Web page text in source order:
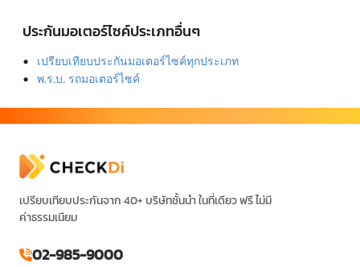
ประกันมอเตอร์ไซค์ประเภทอื่นๆ
เปรียบเทียบประกันมอเตอร์ไซค์ทุกประเภท
พ.ร.บ. รถมอเตอร์ไซค์
เปรียบเทียบประกันจาก 40+ บริษัทชั้นนำ ในที่เดียว ฟรี ไม่มี
ค่าธรรมเนียม
02-985-9000